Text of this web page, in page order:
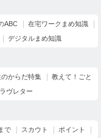
ABC
在宅ワークまめ知識
デジタルまめ知識
のからだ特集
教えて！ごと
ヴレター
で スカウト ポイント